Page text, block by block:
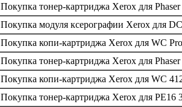
Покупка тонер-картриджа Xerox для
Покупка модуля ксерографии Xerox для
Покупка копи-картриджа Xerox для WC
Покупка тонер-картриджа Xerox для
Покупка копи-картриджа Xerox для WC
Покупка тонер-картриджа Xerox для PE16